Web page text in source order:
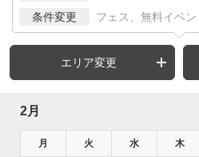
条件変更 フェス、無料イベン
エリア変更
2月
月 火 水 木